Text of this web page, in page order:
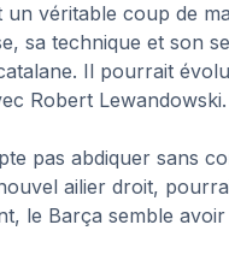
un véritable coup de
sa technique et son
Il pourrait
Robert Lewandowski.
pas abdiquer sans
ailier droit,
le Barça semble